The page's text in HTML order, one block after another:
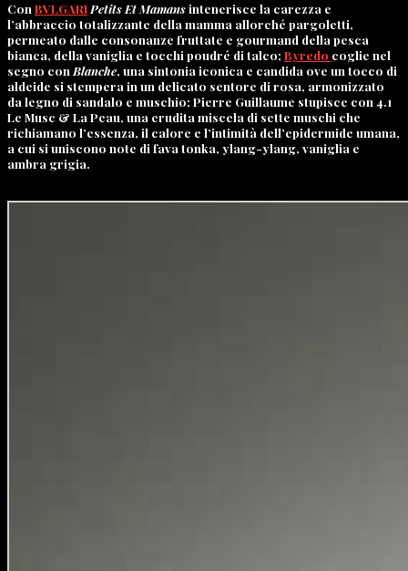
Con BVLGARIPetits Et Mamansintenerisce la carezza e
l’abbraccio totalizzante della mamma allorché pargoletti,
permeato dalle consonanze fruttate e gourmand della pesca
bianca, della vaniglia e tocchi poudré di talco; Byredo coglie nel
segno con Blanche, una sintonia iconica e candida ove un tocco di
aldeide si stempera in un delicato sentore di rosa, armonizzato
da legno di sandalo e muschio; Pierre Guillaume stupisce con 4.1
Le Musc & La Peau, una erudita miscela di sette muschi che
richiamano l’essenza, il calore e l’intimità dell’epidermide umana,
a cui si uniscono note di fava tonka, ylang-ylang, vaniglia e
ambra grigia.